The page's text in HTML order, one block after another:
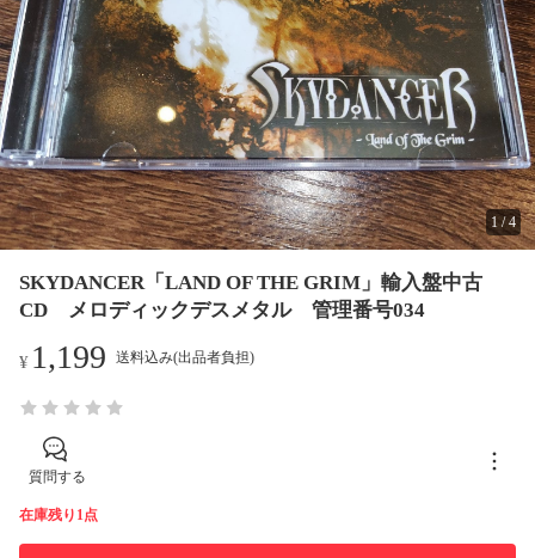
1/4
SKYDANCER「LAND OF THE GRIM」輸入盤中古
CD メロディックデスメタル 管理番号034
¥ 1,199 送料込み(出品者負担)
質問する
在庫残り1点